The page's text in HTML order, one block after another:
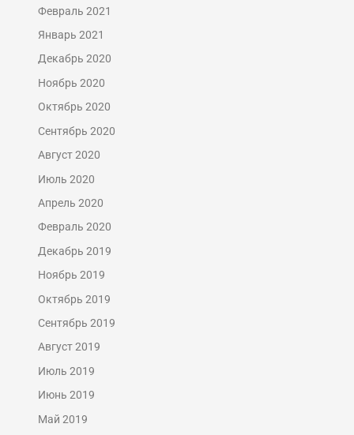
Февраль 2021
Январь 2021
Декабрь 2020
Ноябрь 2020
Октябрь 2020
Сентябрь 2020
Август 2020
Июль 2020
Апрель 2020
Февраль 2020
Декабрь 2019
Ноябрь 2019
Октябрь 2019
Сентябрь 2019
Август 2019
Июль 2019
Июнь 2019
Май 2019